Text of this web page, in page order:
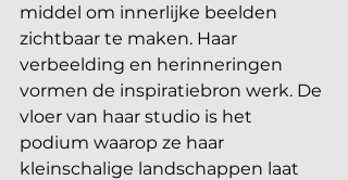
middel om innerlijke beelden
zichtbaar te maken. Haar
verbeelding en herinneringen
vormen de inspiratiebron werk. De
vloer van haar studio is het
podium waarop ze haar
kleinschalige landschappen laat